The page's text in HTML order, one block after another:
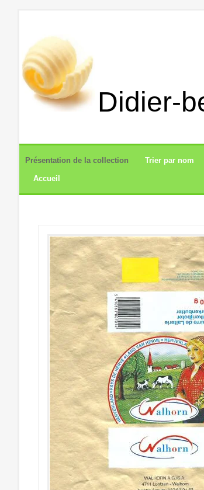
Didier-
Présentation de la collection Trier par nom
Accueil